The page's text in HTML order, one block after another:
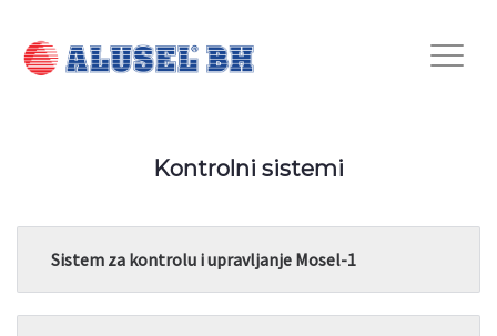
Kontrolni sistemi
Sistem za kontrolu i upravljanje Mosel-1